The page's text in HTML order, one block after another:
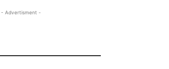
- Advertisment -